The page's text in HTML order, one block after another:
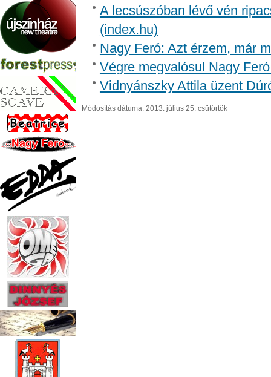
A lecsúszóban lévő vén
(index.hu)
Nagy Feró: Azt érzem, már
Végre megvalósul Nagy
Vidnyánszky Attila üzent
Módosítás dátuma: 2013. július 25. csütörtök